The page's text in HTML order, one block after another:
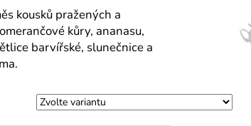
kousků pražených a
kůry, ananasu,
barvířské, slunečnice a